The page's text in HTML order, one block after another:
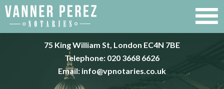
75 King William St, London EC4N 7BE
Telephone: 020 3668 6626
Email: info@vpnotaries.co.uk